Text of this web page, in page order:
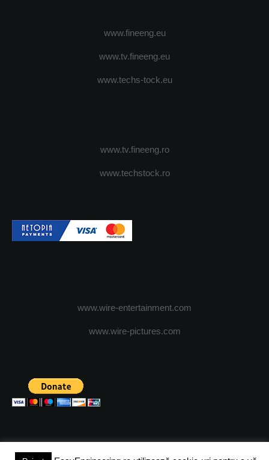
www.fineeng.eu
www.tv.fineeng.eu
www.techs-tock.eu
www.tv.fineeng.ro
www.techstock.ro
www.wire-entertainment.com
www.wire-pictures.com